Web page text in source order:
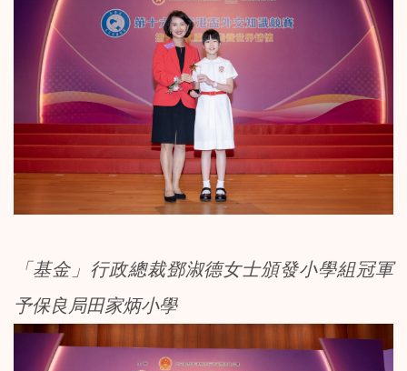
「基金」行政總裁鄧淑德女士頒發小學組冠軍
予保良局田家炳小學